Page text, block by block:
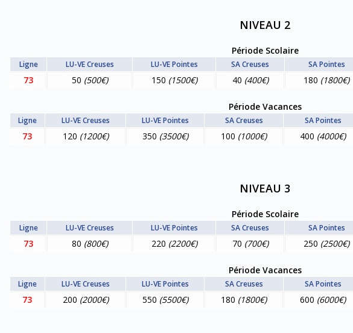
NIVEAU 2
Période Scolaire
Ligne LU-VE Creuses LU-VE Pointes SA Creuses SA Pointes
73 50 (500€) 150 (1500€) 40 (400€) 180 (1800€)
Période Vacances
Ligne LU-VE Creuses LU-VE Pointes SA Creuses SA Pointes
73 120 (1200€) 350 (3500€) 100 (1000€) 400 (4000€)
NIVEAU 3
Période Scolaire
Ligne LU-VE Creuses LU-VE Pointes SA Creuses SA Pointes
73 80 (800€) 220 (2200€) 70 (700€) 250 (2500€)
Période Vacances
Ligne LU-VE Creuses LU-VE Pointes SA Creuses SA Pointes
73 200 (2000€) 550 (5500€) 180 (1800€) 600 (6000€)